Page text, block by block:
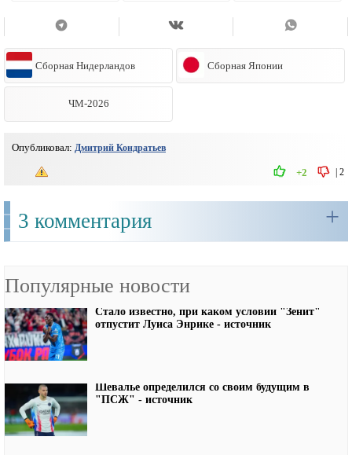
Сборная Нидерландов Сборная Японии
ЧМ-2026
Опубликовал: Дмитрий Кондратьев
2
+2
3 комментария +
Популярные новости
Стало известно, при каком условии "Зенит"
отпустит Луиса Энрике - источник
Шевалье определился со своим будущим в
"ПСЖ" - источник